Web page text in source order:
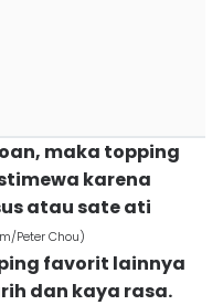
maka topping
karena
atau sate ati
Peter Chou)
favorit lainnya
dan kaya rasa.